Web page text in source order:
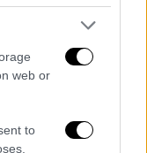
web or
to
στο ρινγκ
-